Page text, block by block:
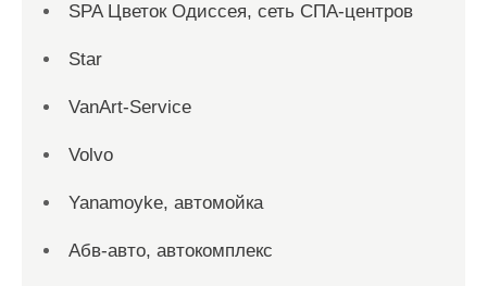
SPA Цветок Одиссея, сеть СПА-центров
Star
VanArt-Service
Volvo
Yanamoyke, автомойка
Абв-авто, автокомплекс